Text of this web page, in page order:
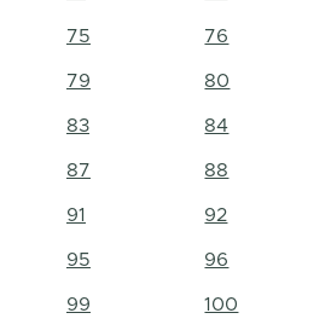
75 76
79 80
83 84
87 88
91 92
95 96
99 100